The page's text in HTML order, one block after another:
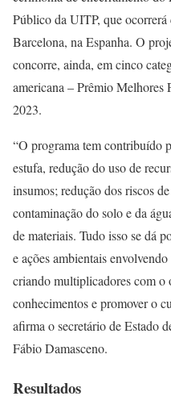
Público da UITP, que
Barcelona, na Espanha. O
concorre, ainda, em cinco
americana – Prêmio
2023.
“O programa tem contribuído
estufa, redução do uso de
insumos; redução dos riscos
contaminação do solo e da
de materiais. Tudo isso se dá
e ações ambientais
criando multiplicadores com o
conhecimentos e promover o
afirma o secretário de Estado
Fábio Damasceno.
Resultados